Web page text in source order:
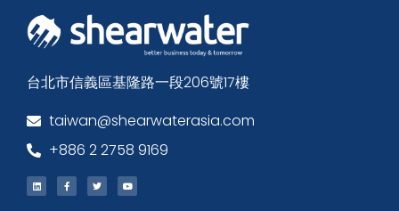
台北市信義區基隆路一段206號17樓
taiwan@shearwaterasia.com
+886 2 2758 9169